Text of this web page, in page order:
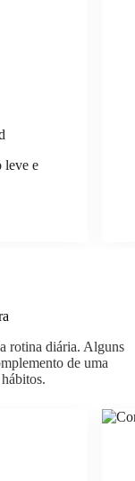
leve e
rotina diária. Alguns
de uma